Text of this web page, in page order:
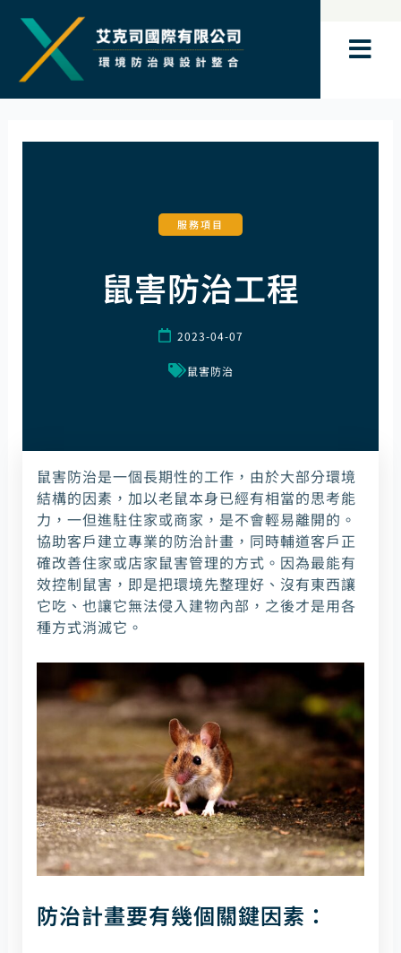
內
服務項目
鼠害防治工程
2023-04-07
鼠害防治
鼠害防治是一個長期性的工作，由於大部分環境
結構的因素，加以老鼠本身已經有相當的思考能
力，一但進駐住家或商家，是不會輕易離開的。
協助客戶建立專業的防治計畫，同時輔道客戶正
確改善住家或店家鼠害管理的方式。因為最能有
效控制鼠害，即是把環境先整理好、沒有東西讓
它吃、也讓它無法侵入建物內部，之後才是用各
種方式消滅它。
防治計畫要有幾個關鍵因素：